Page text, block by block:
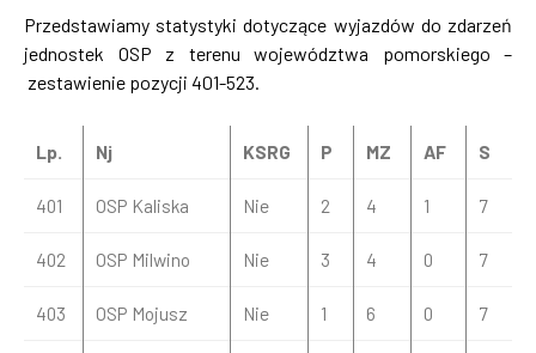
Przedstawiamy statystyki dotyczące wyjazdów do zdarzeń
jednostek OSP z terenu województwa pomorskiego –
zestawienie pozycji 401-523.
Lp. Nj KSRG P MZ AF S
401 OSP Kaliska Nie 2 4 1 7
402 OSP Milwino Nie 3 4 0 7
403 OSP Mojusz Nie 1 6 0 7